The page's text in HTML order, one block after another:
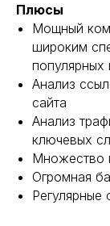
Плюсы
Мощный
широким
популярных
Анализ
сайта
Анализ
ключевых
Множество
Огромная
Регулярные